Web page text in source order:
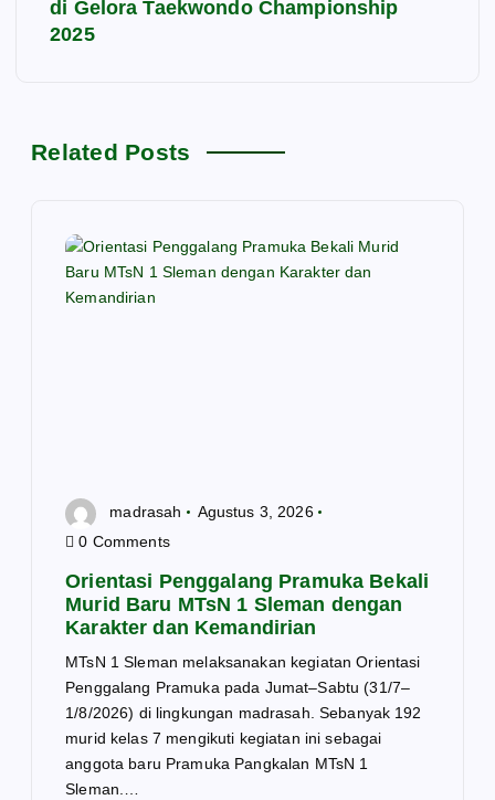
s
di Gelora Taekwondo Championship
2025
Related Posts
madrasah
Agustus 3, 2026
0 Comments
Orientasi Penggalang Pramuka Bekali
Murid Baru MTsN 1 Sleman dengan
Karakter dan Kemandirian
MTsN 1 Sleman melaksanakan kegiatan Orientasi
Penggalang Pramuka pada Jumat–Sabtu (31/7–
1/8/2026) di lingkungan madrasah. Sebanyak 192
murid kelas 7 mengikuti kegiatan ini sebagai
anggota baru Pramuka Pangkalan MTsN 1
Sleman.…